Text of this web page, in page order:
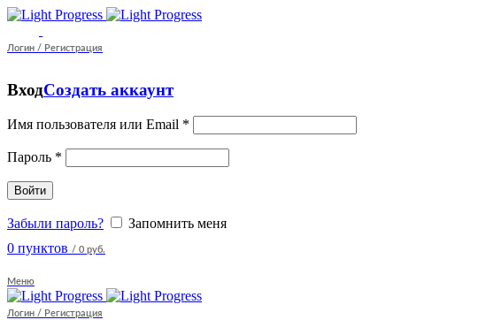
Логин / Регистрация
ВходСоздать аккаунт
Имя пользователя или Email *
Пароль *
Войти
Забыли пароль?
Запомнить меня
0 пунктов / 0 руб.
Меню
Логин / Регистрация